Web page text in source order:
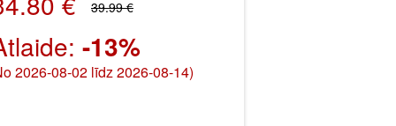
39.99 €
-13%
2026-08-02 līdz 2026-08-14)